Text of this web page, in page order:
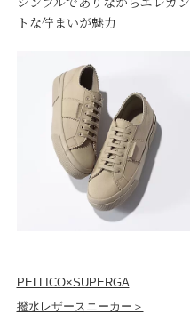
トな佇まいが魅力
PELLICO×SUPERGA
撥水レザースニーカー＞